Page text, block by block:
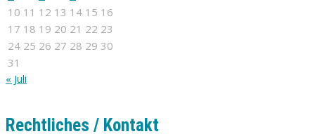
10 11 12 13 14 15 16
17 18 19 20 21 22 23
24 25 26 27 28 29 30
31
« Juli
Rechtliches / Kontakt